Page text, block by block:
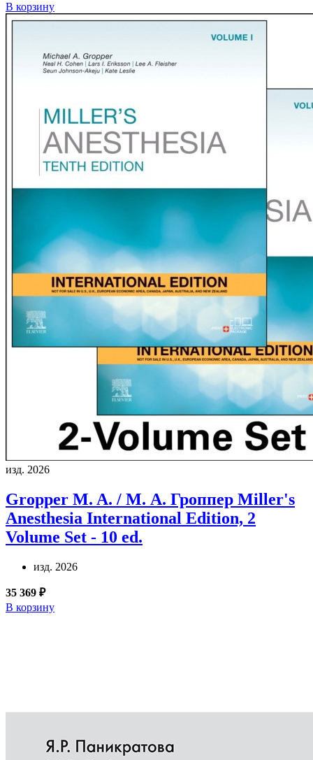
В корзину
изд. 2026
Gropper M. A. / М. А. Гроппер Miller's
Anesthesia International Edition, 2
Volume Set - 10 ed.
изд. 2026
35 369 ₽
В корзину